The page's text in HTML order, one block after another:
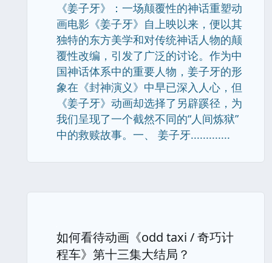
《姜子牙》：一场颠覆性的神话重塑动
画电影《姜子牙》自上映以来，便以其
独特的东方美学和对传统神话人物的颠
覆性改编，引发了广泛的讨论。作为中
国神话体系中的重要人物，姜子牙的形
象在《封神演义》中早已深入人心，但
《姜子牙》动画却选择了另辟蹊径，为
我们呈现了一个截然不同的“人间炼狱”
中的救赎故事。一、 姜子牙.............
如何看待动画《odd taxi / 奇巧计
程车》第十三集大结局？